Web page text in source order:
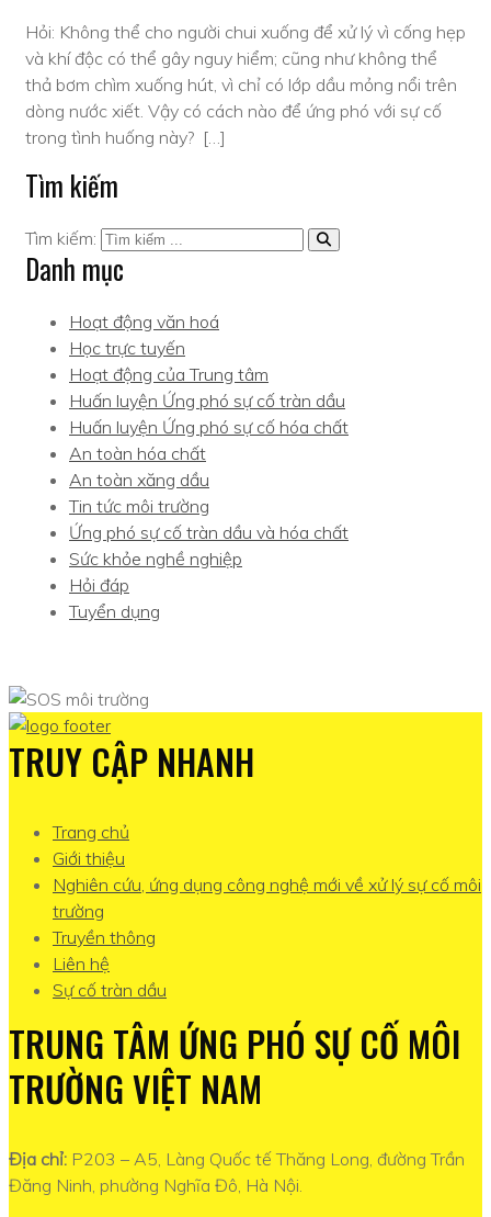
Hỏi: Không thể cho người chui xuống để xử lý vì cống hẹp
và khí độc có thể gây nguy hiểm; cũng như không thể
thả bơm chìm xuống hút, vì chỉ có lớp dầu mỏng nổi trên
dòng nước xiết. Vậy có cách nào để ứng phó với sự cố
trong tình huống này? […]
Tìm kiếm
Tìm kiếm:
Danh mục
Hoạt động văn hoá
Học trực tuyến
Hoạt động của Trung tâm
Huấn luyện Ứng phó sự cố tràn dầu
Huấn luyện Ứng phó sự cố hóa chất
An toàn hóa chất
An toàn xăng dầu
Tin tức môi trường
Ứng phó sự cố tràn dầu và hóa chất
Sức khỏe nghề nghiệp
Hỏi đáp
Tuyển dụng
TRUY CẬP NHANH
Trang chủ
Giới thiệu
Nghiên cứu, ứng dụng công nghệ mới về xử lý sự cố môi
trường
Truyền thông
Liên hệ
Sự cố tràn dầu
TRUNG TÂM ỨNG PHÓ SỰ CỐ MÔI
TRƯỜNG VIỆT NAM
Địa chỉ: P203 – A5, Làng Quốc tế Thăng Long, đường Trần
Đăng Ninh, phường Nghĩa Đô, Hà Nội.